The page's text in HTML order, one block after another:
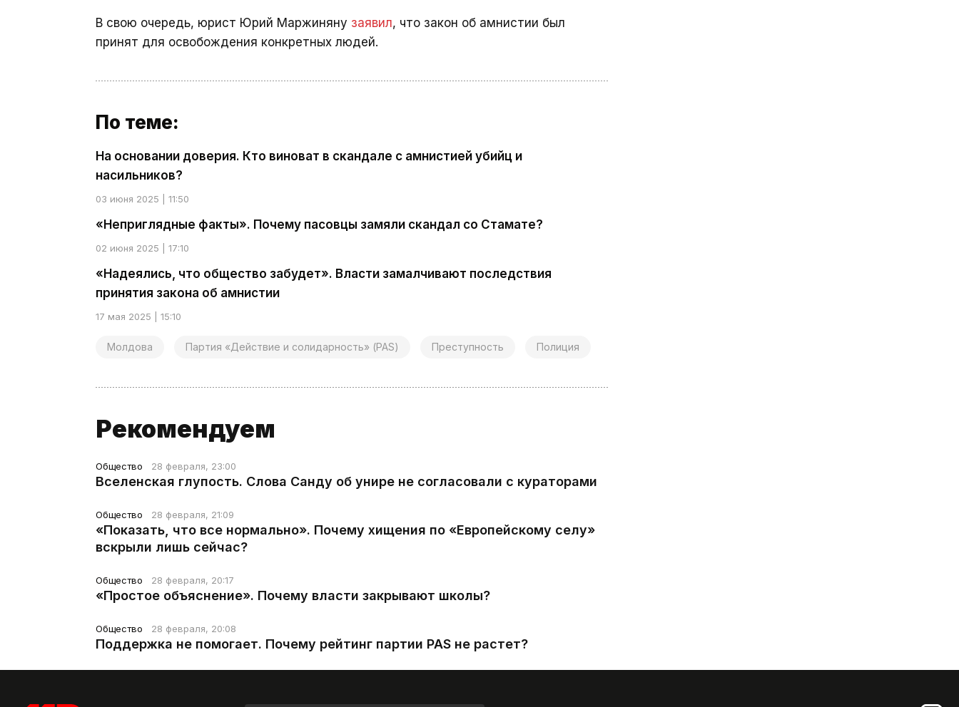
В свою очередь, юрист Юрий Маржиняну заявил, что закон об амнистии был
принят для освобождения конкретных людей.
По теме:
На основании доверия. Кто виноват в скандале с амнистией убийц и
насильников?
03 июня 2025 | 11:50
«Неприглядные факты». Почему пасовцы замяли скандал со Стамате?
02 июня 2025 | 17:10
«Надеялись, что общество забудет». Власти замалчивают последствия
принятия закона об амнистии
17 мая 2025 | 15:10
Молдова Партия «Действие и солидарность» (PAS) Преступность Полиция
Рекомендуем
Общество 28 февраля, 23:00
Вселенская глупость. Слова Санду об унире не согласовали с кураторами
Общество 28 февраля, 21:09
«Показать, что все нормально». Почему хищения по «Европейскому селу»
вскрыли лишь сейчас?
Общество 28 февраля, 20:17
«Простое объяснение». Почему власти закрывают школы?
Общество 28 февраля, 20:08
Поддержка не помогает. Почему рейтинг партии PAS не растет?